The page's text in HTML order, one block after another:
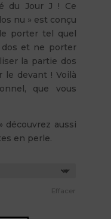
du Jour J ! Ce
nu » est conçu
porter tel quel
et ne porter
la partie dos
le devant ! Voilà
que vous
découvrez aussi
en perle.
Effacer